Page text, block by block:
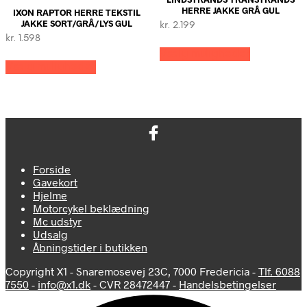
varesiden
på
varesiden
IXON RAPTOR HERRE TEKSTIL
JAKKE SORT/GRÅ/LYS GUL
kr. 1.598
Mulighederne
HERRE JAKKE GRÅ GUL
kr. 2.199
kan
Forside
Gavekort
Hjelme
Motorcykel beklædning
Mc udstyr
Udsalg
Åbningstider i butikken
Copyright X1 - Snaremosevej 23C, 7000 Fredericia - Tlf. 6088
7550 - info@x1.dk - CVR 28472447 - Handelsbetingelser